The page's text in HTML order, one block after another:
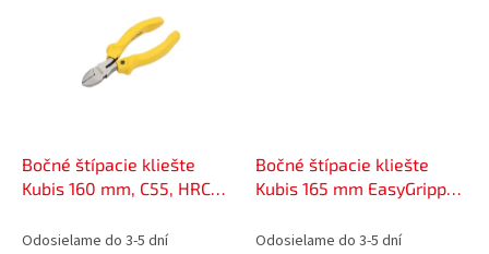
Bočné štípacie kliešte
Kubis 160 mm, C55, HRC
Odosielame do 3-5 dní
Bočné štípacie kliešte
Kubis 165 mm EasyGripper,
03-4116
Odosielame do 3-5 dní